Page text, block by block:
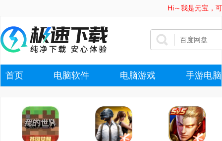
Hi～我是元宝，
首页 电脑软件 电脑游戏 手游电